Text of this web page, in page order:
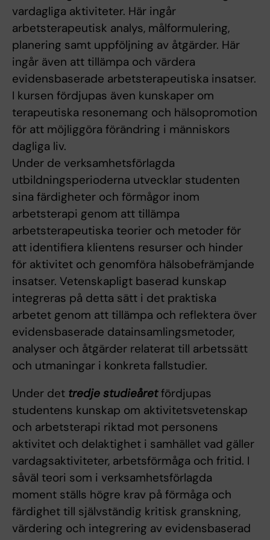
vardagliga aktiviteter. Här ingår
arbetsterapeutisk analys, målformulering,
planering samt uppföljning av åtgärder. Här
ingår även att tillämpa och värdera
evidensbaserade arbetsterapeutiska insatser.
I kursen fördjupas även kunskaper om
terapeutiska resonemang och hälsopromotion
för att möjliggöra förändring i människors
dagliga liv.
Under de verksamhetsförlagda
utbildningsperioderna utvecklar studenten
sina färdigheter och förmågor inom
arbetsterapi genom att tillämpa
arbetsterapeutiska teorier och metoder för
att identifiera klientens resurser och hinder
för aktivitet och genomföra hälsobefrämjande
insatser. Vetenskapligt baserad kunskap
integreras på detta sätt i det praktiska
arbetet genom att tillämpa och reflektera över
evidensbaserade datainsamlingsmetoder,
analyser och åtgärder relaterat till arbetssätt
och utmaningar i konkreta fallstudier.
Under det tredje studieåretfördjupas
studentens kunskap om aktivitetsvetenskap
och arbetsterapi riktad mot personens
aktivitet och delaktighet i samhället vad gäller
vardagsaktiviteter, arbetsförmåga och fritid. I
såväl teori som i verksamhetsförlagda
moment ställs högre krav på förmåga och
färdighet till självständig kritisk granskning,
värdering och integrering av evidensbaserad